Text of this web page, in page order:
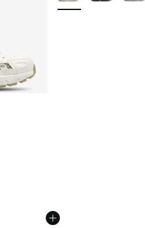
Prix en baisse de € 79,99 à